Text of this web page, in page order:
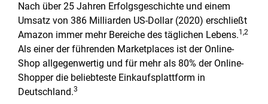
Nach über 25 Jahren Erfolgsgeschichte und einem
Umsatz von 386 Milliarden US-Dollar (2020) erschließt
Amazon immer mehr Bereiche des täglichen Lebens.1,2
Als einer der führenden Marketplaces ist der Online-
Shop allgegenwertig und für mehr als 80% der Online-
Shopper die beliebteste Einkaufsplattform in
Deutschland.3